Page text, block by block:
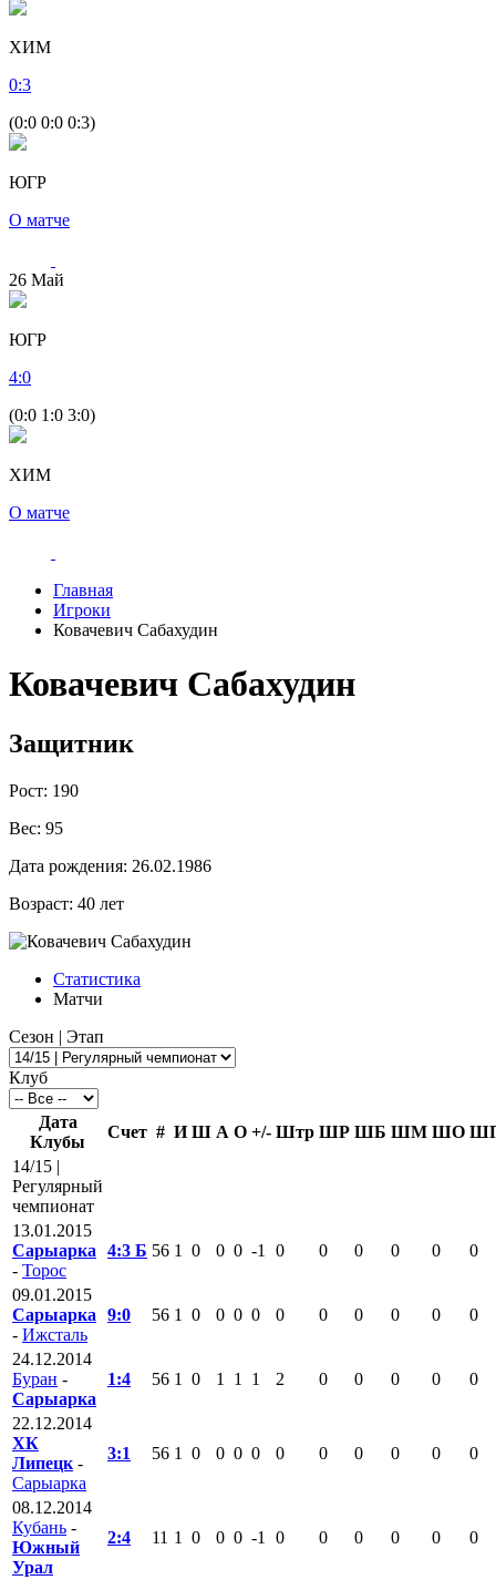
ХИМ
0:3
(0:0 0:0 0:3)
ЮГР
О матче
26 Май
ЮГР
4:0
(0:0 1:0 3:0)
ХИМ
О матче
Главная
Игроки
Ковачевич Сабахудин
Ковачевич Сабахудин
Защитник
Рост: 190
Вес: 95
Дата рождения: 26.02.1986
Возраст: 40 лет
Статистика
Матчи
Сезон | Этап
Клуб
Дата
Клубы
Счет # И Ш А О +/- Штр ШР ШБ ШМ ШО
14/15 |
Регулярный
чемпионат
13.01.2015
Сарыарка
- Торос
4:3 Б 56 1 0 0 0 -1 0 0 0 0 0 0
09.01.2015
Сарыарка
- Ижсталь
9:0 56 1 0 0 0 0 0 0 0 0 0 0
24.12.2014
Буран -
Сарыарка
1:4 56 1 0 1 1 1 2 0 0 0 0 0
22.12.2014
ХК
Липецк -
Сарыарка
3:1 56 1 0 0 0 0 0 0 0 0 0 0
08.12.2014
Кубань -
Южный
Урал
2:4 11 1 0 0 0 -1 0 0 0 0 0 0